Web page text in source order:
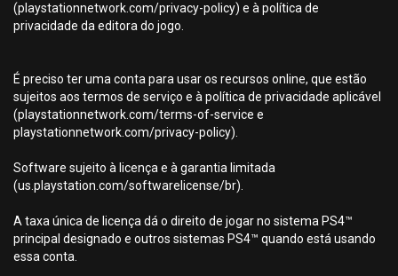
(playstationnetwork.com/privacy-policy) e à política de
privacidade da editora do jogo.
É preciso ter uma conta para usar os recursos online, que estão
sujeitos aos termos de serviço e à política de privacidade aplicável
(playstationnetwork.com/terms-of-service e
playstationnetwork.com/privacy-policy).
Software sujeito à licença e à garantia limitada
(us.playstation.com/softwarelicense/br).
A taxa única de licença dá o direito de jogar no sistema PS4™
principal designado e outros sistemas PS4™ quando está usando
essa conta.